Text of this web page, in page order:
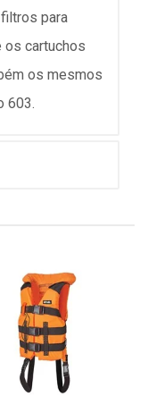
para
os cartuchos
os mesmos
603.